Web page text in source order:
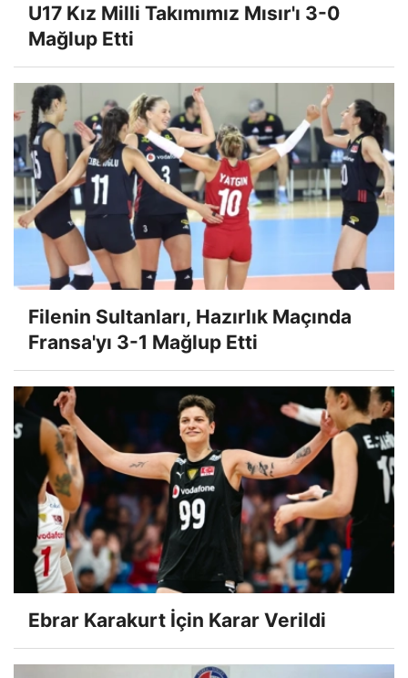
U17 Kız Milli Takımımız Mısır'ı 3-0
Mağlup Etti
Filenin Sultanları, Hazırlık Maçında
Fransa'yı 3-1 Mağlup Etti
Ebrar Karakurt İçin Karar Verildi